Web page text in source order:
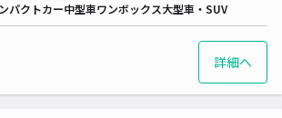
パクトカー中型車ワンボックス大型車・SUV
詳細へ